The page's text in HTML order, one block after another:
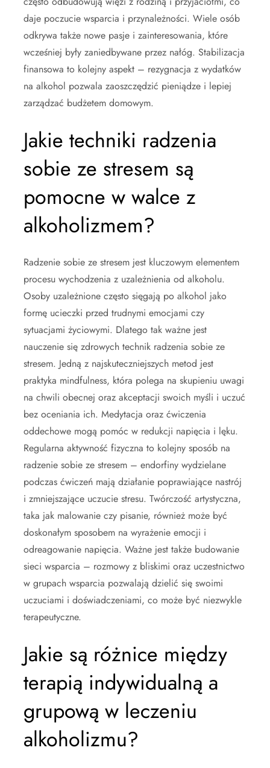
daje poczucie wsparcia i przynależności. Wiele osób
odkrywa także nowe pasje i zainteresowania, które
wcześniej były zaniedbywane przez nałóg. Stabilizacja
finansowa to kolejny aspekt – rezygnacja z wydatków
na alkohol pozwala zaoszczędzić pieniądze i lepiej
zarządzać budżetem domowym.
Jakie techniki radzenia
sobie ze stresem są
pomocne w walce z
alkoholizmem?
Radzenie sobie ze stresem jest kluczowym elementem
procesu wychodzenia z uzależnienia od alkoholu.
Osoby uzależnione często sięgają po alkohol jako
formę ucieczki przed trudnymi emocjami czy
sytuacjami życiowymi. Dlatego tak ważne jest
nauczenie się zdrowych technik radzenia sobie ze
stresem. Jedną z najskuteczniejszych metod jest
praktyka mindfulness, która polega na skupieniu uwagi
na chwili obecnej oraz akceptacji swoich myśli i uczuć
bez oceniania ich. Medytacja oraz ćwiczenia
oddechowe mogą pomóc w redukcji napięcia i lęku.
Regularna aktywność fizyczna to kolejny sposób na
radzenie sobie ze stresem – endorfiny wydzielane
podczas ćwiczeń mają działanie poprawiające nastrój
i zmniejszające uczucie stresu. Twórczość artystyczna,
taka jak malowanie czy pisanie, również może być
doskonałym sposobem na wyrażenie emocji i
odreagowanie napięcia. Ważne jest także budowanie
sieci wsparcia – rozmowy z bliskimi oraz uczestnictwo
w grupach wsparcia pozwalają dzielić się swoimi
uczuciami i doświadczeniami, co może być niezwykle
terapeutyczne.
Jakie są różnice między
terapią indywidualną a
grupową w leczeniu
alkoholizmu?